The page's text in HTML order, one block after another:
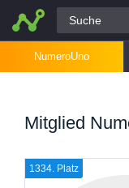
Alle Fragen
NumeroUno
Mitglied
1334. Platz